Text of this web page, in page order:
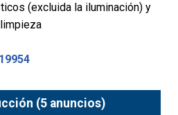
(excluida la iluminación) y
(5 anuncios)